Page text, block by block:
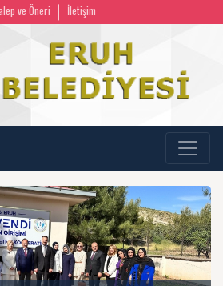
ve Öneri İletişim